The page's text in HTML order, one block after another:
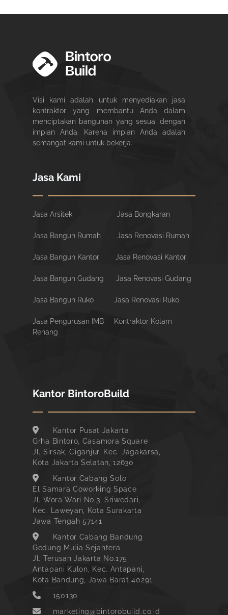
Visi kami adalah untuk menyediakan jasa
kontraktor yang membantu Anda dalam
menciptakan bangunan yang sesuai dengan
impian Anda. Karena impian Anda adalah
semangat kami untuk bekerja.
Jasa Kami
Jasa Arsitek Jasa Bongkaran
Jasa Bangun Rumah Jasa Renovasi Rumah
Jasa Bangun Kantor Jasa Renovasi Kantor
Jasa Bangun Gudang Jasa Renovasi Gudang
Jasa Bangun Ruko Jasa Renovasi Ruko
Jasa Pengurusan IMB
Kontraktor Kolam
Renang
Kantor BintoroBuild
Kantor Pusat Jakarta
Grha Bintoro, Casamora Square
Jl. Sirsak, Ciganjur, Kec. Jagakarsa,
Kota Jakarta Selatan, 12630
Kantor Cabang Solo
El Samara Coworking Space
Jl. Wora Wari No.3, Sriwedari,
Kec. Laweyan, Kota Surakarta
Jawa Tengah 57141
Kantor Cabang Bandung
Gedung Mulia Sejahtera
Jl. Terusan Jakarta No.175,
Antapani Kulon, Kec. Antapani,
Kota Bandung, Jawa Barat 40291
150130
marketing@bintorobuild.co.id